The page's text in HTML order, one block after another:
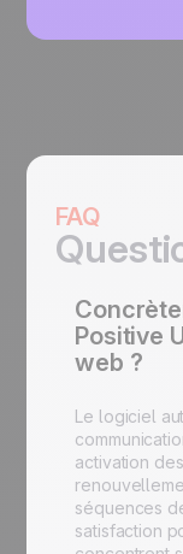
FAQ
Positive
web ?
Le logiciel
activation
séquences
satisfaction